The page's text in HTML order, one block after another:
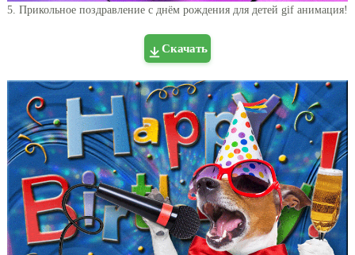
5. Прикольное поздравление с днём рождения для детей gif анимация!
Скачать